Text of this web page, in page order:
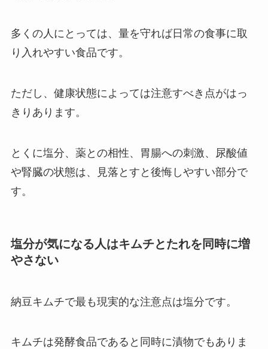
多くの人にとっては、量を守れば日常の食事に取
り入れやすい食品です。
ただし、健康状態によっては注意すべき点がはっ
きりあります。
とくに塩分、薬との相性、胃腸への刺激、尿酸値
や腎臓の状態は、見落とすと後悔しやすい部分で
す。
塩分が気になる人はキムチとたれを同時に増
やさない
納豆キムチで最も現実的な注意点は塩分です。
キムチは発酵食品であると同時に漬物でもありま